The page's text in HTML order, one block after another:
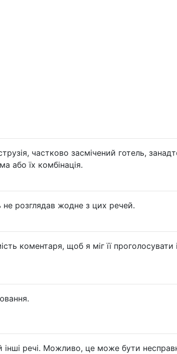
частково засмічений готель,
або їх комбінація.
розглядав жодне з цих речей.
коментаря, щоб я міг її проголосувати і
речі. Можливо, це може бути